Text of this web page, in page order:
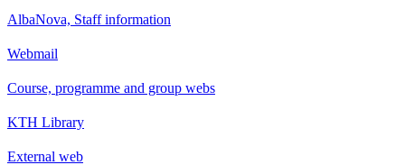
AlbaNova, Staff information
Webmail
Course, programme and group webs
KTH Library
External web